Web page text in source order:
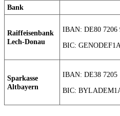
Bank
Raiffeisenbank
Lech-Donau
IBAN: DE80 7206
BIC:
Sparkasse
Altbayern
IBAN: DE38 7205
BIC: